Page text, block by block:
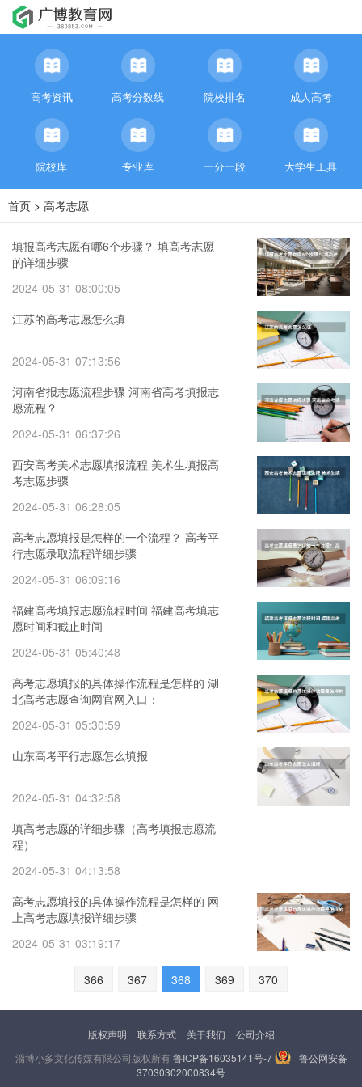
高考资讯 高考分数线 院校排名 成人高考
院校库 专业库 一分一段 大学生工具
首页 > 高考志愿
填报高考志愿有哪6个步骤？ 填高考志愿
的详细步骤
2024-05-31 08:00:05
江苏的高考志愿怎么填
2024-05-31 07:13:56
河南省报志愿流程步骤 河南省高考填报志
愿流程？
2024-05-31 06:37:26
西安高考美术志愿填报流程 美术生填报高
考志愿步骤
2024-05-31 06:28:05
高考志愿填报是怎样的一个流程？ 高考平
行志愿录取流程详细步骤
2024-05-31 06:09:16
福建高考填报志愿流程时间 福建高考填志
愿时间和截止时间
2024-05-31 05:40:48
高考志愿填报的具体操作流程是怎样的 湖
北高考志愿查询网官网入口：
2024-05-31 05:30:59
山东高考平行志愿怎么填报
2024-05-31 04:32:58
填高考志愿的详细步骤（高考填报志愿流
程）
2024-05-31 04:13:58
高考志愿填报的具体操作流程是怎样的 网
上高考志愿填报详细步骤
2024-05-31 03:19:17
366 367 368 369 370
版权声明 联系方式 关于我们
公司介绍
淄博小多文化传媒有限公司版权所有鲁ICP备16035141号-7
鲁公网安备
37030302000834号